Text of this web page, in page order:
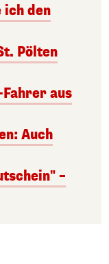
ich den
Pölten
aus
Auch
–